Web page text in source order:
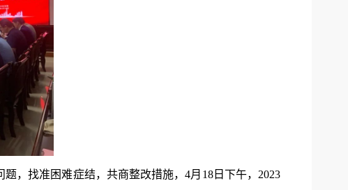
，找准困难症结，共商整改措施，4月18日下午，2023